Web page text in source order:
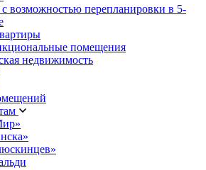
возможностью перепланировки в 5-
помещения
недвижимость